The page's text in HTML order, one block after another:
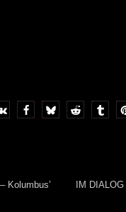
Kolumbus’
IM